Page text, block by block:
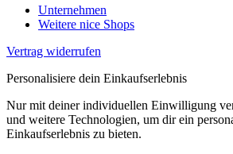
Unternehmen
Weitere nice Shops
Vertrag widerrufen
Personalisiere dein Einkaufserlebnis
Nur mit deiner individuellen Einwilligung
und weitere Technologien, um dir ein
Einkaufserlebnis zu bieten.